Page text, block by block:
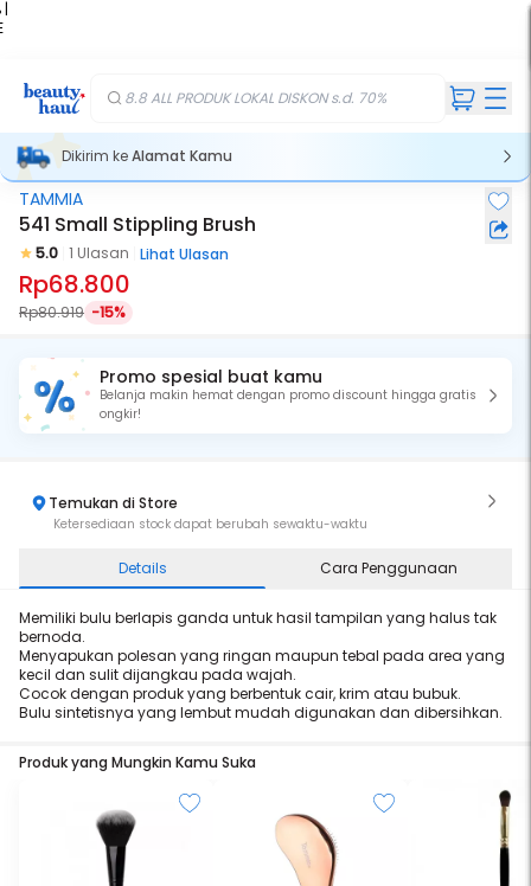
|
8.8 ALL PRODUK LOKAL DISKON s.d. 70%
Dikirim keAlamat Kamu
TAMMIA
541 Small Stippling Brush
5.0 1 Ulasan Lihat Ulasan
Rp68.800
Rp80.919 -15%
Promo spesial buat kamu
Belanja makin hemat dengan promo discount hingga gratis
ongkir!
Temukan di Store
Ketersediaan stock dapat berubah sewaktu-waktu
Details Cara Penggunaan
Memiliki bulu berlapis ganda untuk hasil tampilan yang halus tak
bernoda.
Menyapukan polesan yang ringan maupun tebal pada area yang
kecil dan sulit dijangkau pada wajah.
Cocok dengan produk yang berbentuk cair, krim atau bubuk.
Bulu sintetisnya yang lembut mudah digunakan dan dibersihkan.
Produk yang Mungkin Kamu Suka